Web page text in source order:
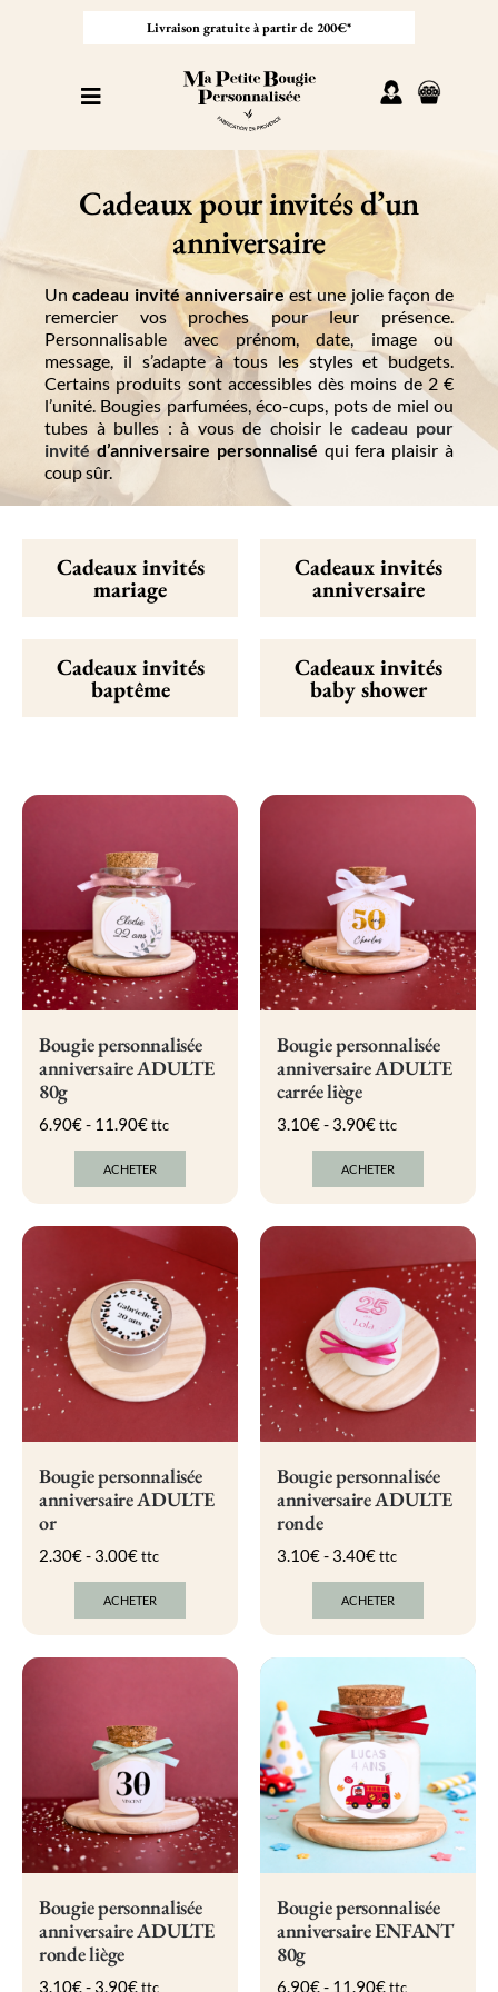
Livraison gratuite à partir de 200€*
Toggle
Personnaliser sa bougie
Cadeaux invités
Professionnel
À propos
Contact
Cadeaux pour invités d’un
anniversaire
Uncadeau invité anniversaireest une jolie façon de
remercier vos proches pour leur présence.
Personnalisable avec prénom, date, image ou
message, il s’adapte à tous les styles et budgets.
Certains produits sont accessibles dès moins de 2 €
l’unité. Bougies parfumées, éco-cups, pots de miel ou
tubes à bulles : à vous de choisir le cadeau pour
invitéd’anniversaire personnalisé qui fera plaisir à
coup sûr.
Cadeaux invités
mariage
Cadeaux invités
anniversaire
Cadeaux invités
baptême
Cadeaux invités
baby shower
Bougie personnalisée
anniversaire ADULTE
80g
6.90€- 11.90€ ttc
ACHETER
Ce
plusieurs
variations.
Les
options
peuvent
être
choisies
sur
la
du
Bougie personnalisée
anniversaire ADULTE
carrée liège
3.10€- 3.90€ ttc
ACHETER
Ce
variations.
Les
options
peuvent
être
choisies
sur
la
page
du
Bougie personnalisée
anniversaire ADULTE
or
2.30€- 3.00€ ttc
ACHETER
Ce
options
peuvent
être
choisies
sur
la
page
du
Bougie personnalisée
anniversaire ADULTE
ronde
3.10€- 3.40€ ttc
ACHETER
Ce
variations.
Les
options
peuvent
être
choisies
sur
la
page
du
Bougie personnalisée
anniversaire ADULTE
ronde liège
3.10€- 3.90€ ttc
Bougie personnalisée
anniversaire ENFANT
80g
6.90€- 11.90€ ttc